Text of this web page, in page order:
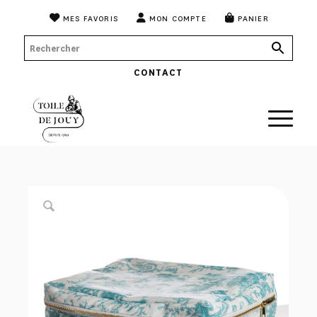
MES FAVORIS MON COMPTE PANIER
CONTACT